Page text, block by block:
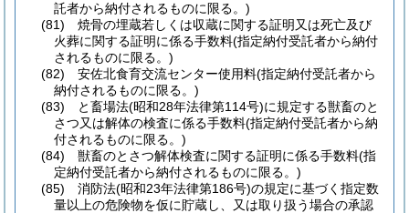
託者から納付されるものに限る。)
(81)
焼骨の埋蔵若しくは収蔵に関する証明又は死亡及び
火葬に関する証明に係る手数料(指定納付受託者から納付
されるものに限る。)
(82)
安佐北食育交流センター使用料(指定納付受託者から
納付されるものに限る。)
(83)
と畜場法(昭和28年法律第114号)に規定する獣畜のと
さつ又は解体の検査に係る手数料(指定納付受託者から納
付されるものに限る。)
(84)
獣畜のとさつ解体検査に関する証明に係る手数料(指
定納付受託者から納付されるものに限る。)
(85)
消防法(昭和23年法律第186号)の規定に基づく指定数
量以上の危険物を仮に貯蔵し、又は取り扱う場合の承認